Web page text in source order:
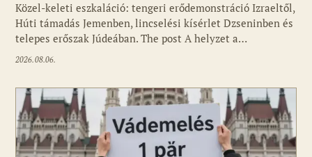
Közel-keleti eszkaláció: tengeri erődemonstráció Izraeltől,
Húti támadás Jemenben, lincselési kísérlet Dzseninben és
telepes erőszak Júdeában. The post A helyzet a…
2026.08.06.